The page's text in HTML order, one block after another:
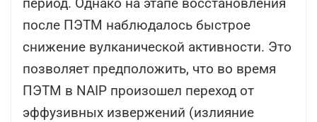
период. Однако на этапе восстановления
после ПЭТМ наблюдалось быстрое
снижение вулканической активности. Это
позволяет предположить, что во время
ПЭТМ в NAIP произошел переход от
эффузивных извержений (излияние